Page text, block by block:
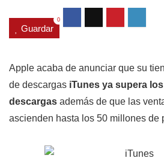
Guardar
0
Apple acaba de anunciar que su
de descargas iTunes ya supera
descargas además de que las
ascienden hasta los 50 millones de